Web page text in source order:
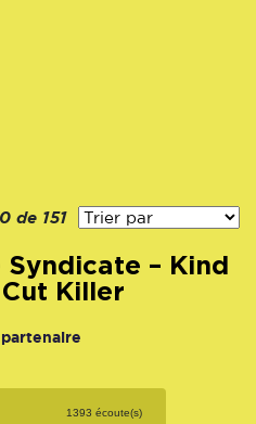
de 151
Killer
partenaire
1393 écoute(s)